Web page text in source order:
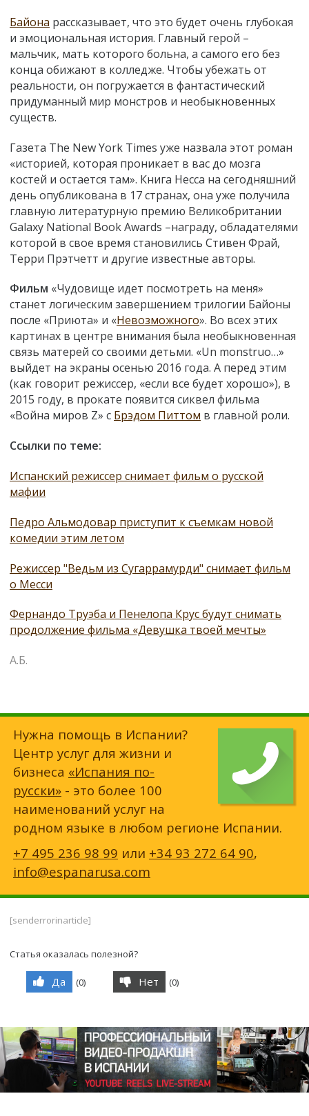
Байона рассказывает, что это будет очень глубокая
и эмоциональная история. Главный герой –
мальчик, мать которого больна, а самого его без
конца обижают в колледже. Чтобы убежать от
реальности, он погружается в фантастический
придуманный мир монстров и необыкновенных
существ.
Газета The New York Times уже назвала этот роман
«историей, которая проникает в вас до мозга
костей и остается там». Книга Несса на сегодняшний
день опубликована в 17 странах, она уже получила
главную литературную премию Великобритании
Galaxy National Book Awards –награду, обладателями
которой в свое время становились Стивен Фрай,
Терри Прэтчетт и другие известные авторы.
Фильм «Чудовище идет посмотреть на меня»
станет логическим завершением трилогии Байоны
после «Приюта» и «Невозможного». Во всех этих
картинах в центре внимания была необыкновенная
связь матерей со своими детьми. «Un monstruo…»
выйдет на экраны осенью 2016 года. А перед этим
(как говорит режиссер, «если все будет хорошо»), в
2015 году, в прокате появится сиквел фильма
«Война миров Z» с Брэдом Питтом в главной роли.
Ссылки по теме:
Испанский режиссер снимает фильм о русской
мафии
Педро Альмодовар приступит к съемкам новой
комедии этим летом
Режиссер "Ведьм из Сугаррамурди" снимает фильм
о Месси
Фернандо Труэба и Пенелопа Крус будут снимать
продолжение фильма «Девушка твоей мечты»
А.Б.
Нужна помощь в Испании?
Центр услуг для жизни и
бизнеса «Испания по-
русски» - это более 100
наименований услуг на
родном языке в любом регионе Испании.
+7 495 236 98 99 или +34 93 272 64 90,
info@espanarusa.com
[senderrorinarticle]
Статья оказалась полезной?
Да (0) Нет (0)